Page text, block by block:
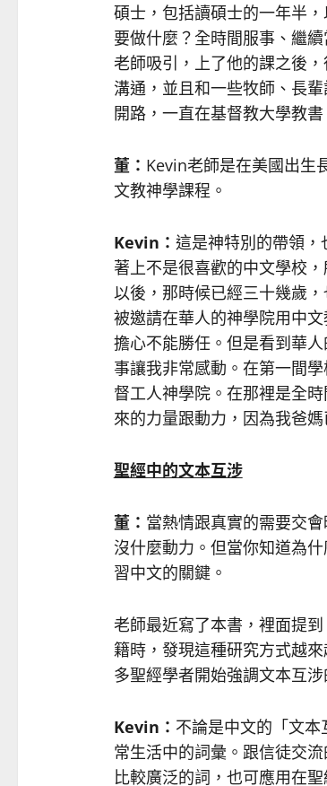
碩士，包括讀碩士的一年半
要做什麼？全時間服事、繼
老師吸引，上了他的課之後
溝通，並且和一些牧師、長
開路，一直在基督教大學教書
董： Kevin老師是在美國出生
文教神學課程。
Kevin ： 這是神特別的帶領，
著上不是很喜歡的中文學校
以後，那時候已經三十幾歲
被邀請在華人的神學院用中
擔心不能勝任。但是看到華
事讓我非常感動。在第一間
督工人神學院。在那裡是全
來的力量跟動力，因為我爸媽
聖經中的文本互涉
董： 當熱情跟真實的需要交
沒什麼動力。但當你知道為
習中文的關鍵。
老師最近寫了本書，裡面提
籍時，發現這種研究方式越
多聖經學者開始強調文本互
Kevin ： 不論是中文的「文
常生活中的詞彙。跟信徒交
比較廣泛的詞，也可應用在